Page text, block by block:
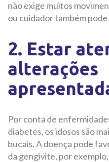
não exige muitos
ou cuidador também
2. Estar
alterações
Por conta de
diabetes, os idosos são
bucais. A doença pode
da gengivite, por